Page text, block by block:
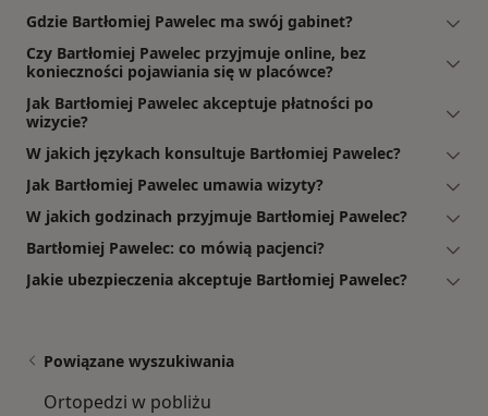
Gdzie Bartłomiej Pawelec ma swój gabinet?
Czy Bartłomiej Pawelec przyjmuje online, bez
konieczności pojawiania się w placówce?
Jak Bartłomiej Pawelec akceptuje płatności po
wizycie?
W jakich językach konsultuje Bartłomiej Pawelec?
Jak Bartłomiej Pawelec umawia wizyty?
W jakich godzinach przyjmuje Bartłomiej Pawelec?
Bartłomiej Pawelec: co mówią pacjenci?
Jakie ubezpieczenia akceptuje Bartłomiej Pawelec?
Powiązane wyszukiwania
Ortopedzi w pobliżu